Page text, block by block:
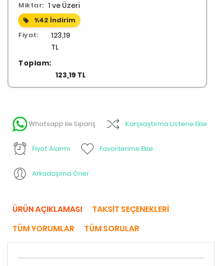
Miktar: 1 ve Üzeri
%42 İndirim
Fiyat:
123,19
TL
Toplam:
123,19 TL
Whatsapp ile Sipariş Karşılaştırma Listene Ekle
Fiyat Alarmı Favorilerime Ekle
Arkadaşıma Öner
ÜRÜN AÇIKLAMASI
TAKSIT SEÇENEKLERI
TÜM YORUMLAR
TÜM SORULAR